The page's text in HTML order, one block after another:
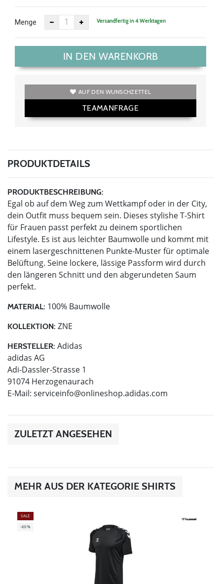
Menge Versandfertig in 4 Werktagen
IN DEN WARENKORB
AUF DEN WUNSCHZETTEL
TEAMANFRAGE
PRODUKTDETAILS
PRODUKTBESCHREIBUNG:
Egal ob auf dem Weg zum Wettkampf oder in der City,
dein Outfit muss bequem sein. Dieses stylishe T-Shirt
für Frauen passt perfekt zu deinem sportlichen
Lifestyle. Es ist aus leichter Baumwolle und kommt mit
einem lasergeschnittenen Punkte-Muster für optimale
Belüftung. Seine lockere, lässige Passform wird durch
den längeren Schnitt und den abgerundeten Saum
perfekt.
MATERIAL: 100% Baumwolle
KOLLEKTION: ZNE
HERSTELLER: Adidas
adidas AG
Adi-Dassler-Strasse 1
91074 Herzogenaurach
E-Mail: serviceinfo@onlineshop.adidas.com
ZULETZT ANGESEHEN
MEHR AUS DER KATEGORIE SHIRTS
SALE
-60%